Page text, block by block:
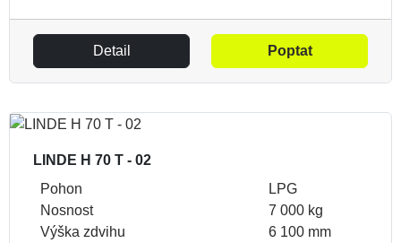
Detail Poptat
LINDE H 70 T - 02
Pohon
LPG
Nosnost
7 000 kg
Výška zdvihu
6 100 mm